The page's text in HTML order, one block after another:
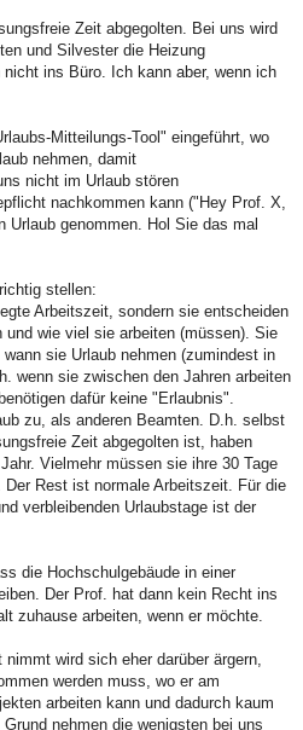
Zeit abgegolten. Bei uns wird
und Silvester die Heizung
ins Büro. Ich kann aber, wenn ich
Mitteilungs-Tool" eingeführt, wo
nehmen, damit
nicht im Urlaub stören
nachkommen kann ("Hey Prof. X,
Urlaub genommen. Hol Sie das mal
stellen:
Arbeitszeit, sondern sie entscheiden
und wie viel sie arbeiten (müssen). Sie
sie Urlaub nehmen (zumindest in
wenn sie zwischen den Jahren arbeiten
dafür keine "Erlaubnis".
zu, als anderen Beamten. D.h. selbst
Zeit abgegolten ist, haben
Vielmehr müssen sie ihre 30 Tage
Rest ist normale Arbeitszeit. Für die
verbleibenden Urlaubstage ist der
die Hochschulgebäude in einer
Der Prof. hat dann kein Recht ins
zuhause arbeiten, wenn er möchte.
wird sich eher darüber ärgern,
werden muss, wo er am
arbeiten kann und dadurch kaum
nehmen die wenigsten bei uns